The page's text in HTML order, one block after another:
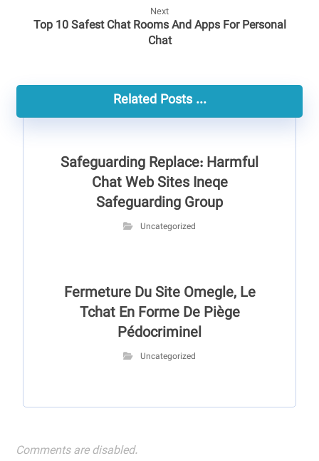
Next
Top 10 Safest Chat Rooms And Apps For Personal
Chat
Related Posts ...
Safeguarding Replace: Harmful
Chat Web Sites Ineqe
Safeguarding Group
Uncategorized
Fermeture Du Site Omegle, Le
Tchat En Forme De Piège
Pédocriminel
Uncategorized
Comments are disabled.